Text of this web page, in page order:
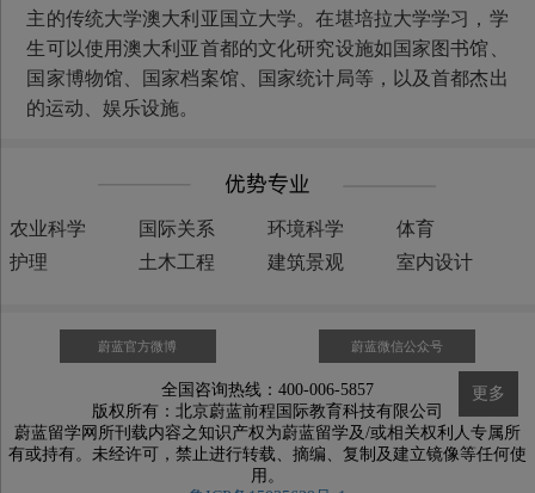
主的传统大学澳大利亚国立大学。在堪培拉大学学习，学
生可以使用澳大利亚首都的文化研究设施如国家图书馆、
国家博物馆、国家档案馆、国家统计局等，以及首都杰出
的运动、娱乐设施。
农业科学 国际关系 环境科学
体育
护理
土木工程 建筑景观 室内设计
更多
蔚蓝官方微博 蔚蓝微信公众号
全国咨询热线：400-006-5857
版权所有：北京蔚蓝前程国际教育科技有限公司
蔚蓝留学网所刊载内容之知识产权为蔚蓝留学及/或相关权利人专属所
有或持有。未经许可，禁止进行转载、摘编、复制及建立镜像等任何使
用。